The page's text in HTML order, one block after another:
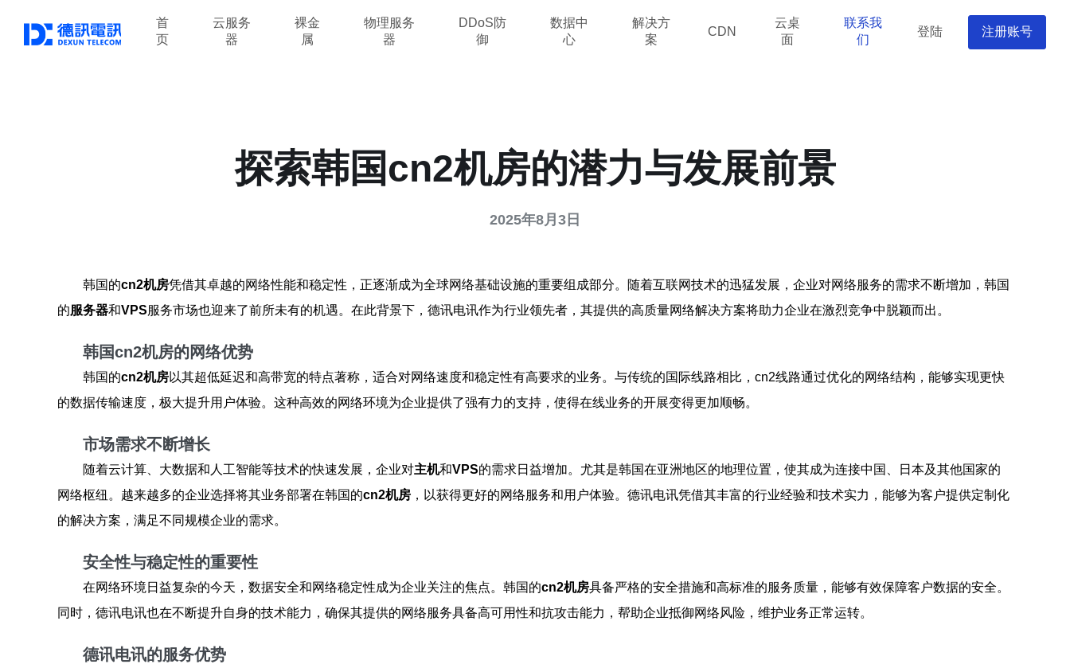
首
页
云服务
器
裸金
属
物理服务
器
DDoS防
御
数据中
心
解决方
案
CDN
云桌
面
联系我
们
登陆 注册账号
探索韩国cn2机房的潜力与发展前景
2025年8月3日
韩国的cn2机房凭借其卓越的网络性能和稳定性，正逐渐成为全球网络基础设施的重要组成部分。随着互联网技术的迅猛发展，企业对网络服务的需求不断增加，韩国
的服务器和VPS服务市场也迎来了前所未有的机遇。在此背景下，德讯电讯作为行业领先者，其提供的高质量网络解决方案将助力企业在激烈竞争中脱颖而出。
韩国cn2机房的网络优势
韩国的cn2机房以其超低延迟和高带宽的特点著称，适合对网络速度和稳定性有高要求的业务。与传统的国际线路相比，cn2线路通过优化的网络结构，能够实现更快
的数据传输速度，极大提升用户体验。这种高效的网络环境为企业提供了强有力的支持，使得在线业务的开展变得更加顺畅。
市场需求不断增长
随着云计算、大数据和人工智能等技术的快速发展，企业对主机和VPS的需求日益增加。尤其是韩国在亚洲地区的地理位置，使其成为连接中国、日本及其他国家的
网络枢纽。越来越多的企业选择将其业务部署在韩国的cn2机房 ，以获得更好的网络服务和用户体验。德讯电讯凭借其丰富的行业经验和技术实力，能够为客户提供定制化
的解决方案，满足不同规模企业的需求。
安全性与稳定性的重要性
在网络环境日益复杂的今天，数据安全和网络稳定性成为企业关注的焦点。韩国的cn2机房具备严格的安全措施和高标准的服务质量，能够有效保障客户数据的安全。
同时，德讯电讯也在不断提升自身的技术能力，确保其提供的网络服务具备高可用性和抗攻击能力，帮助企业抵御网络风险，维护业务正常运转。
德讯电讯的服务优势